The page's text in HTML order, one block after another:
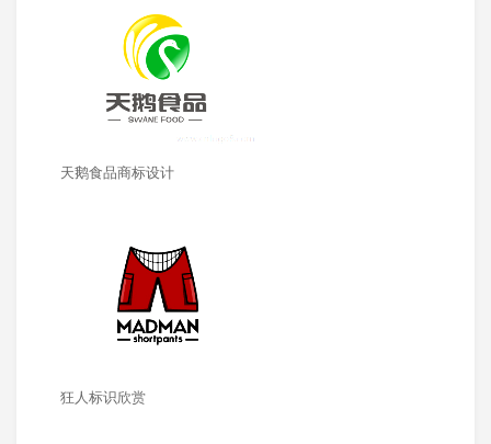
天鹅食品商标设计
狂人标识欣赏